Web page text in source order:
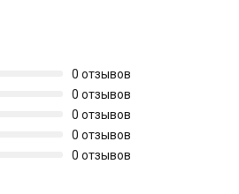
0 отзывов
0 отзывов
0 отзывов
0 отзывов
0 отзывов